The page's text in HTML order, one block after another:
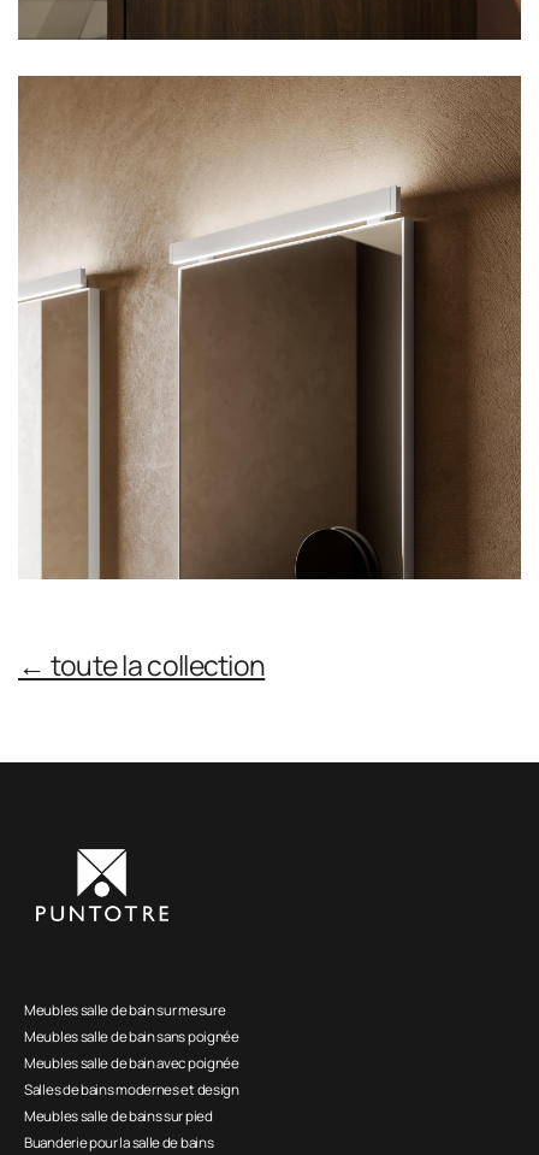
← toute la collection
Meubles salle de bain sur mesure
Meubles salle de bain sans poignée
Meubles salle de bain avec poignée
Salles de bains modernes et design
Meubles salle de bains sur pied
Buanderie pour la salle de bains